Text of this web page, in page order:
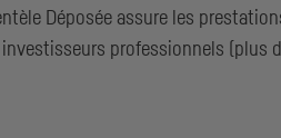
Déposée assure les
professionnels (plus